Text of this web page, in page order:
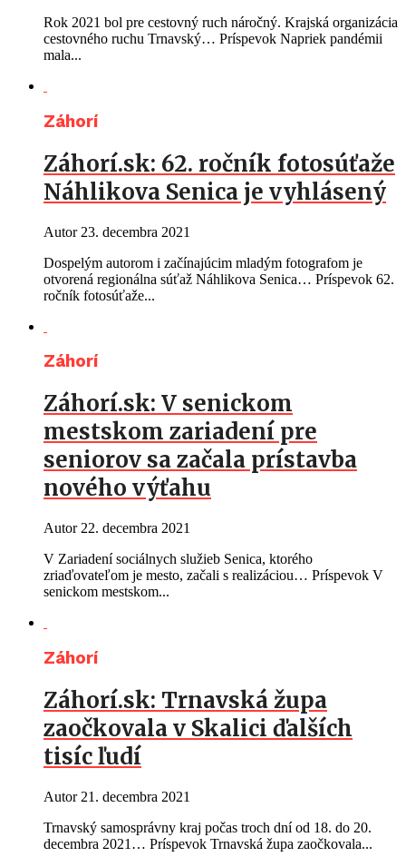
Rok 2021 bol pre cestovný ruch náročný. Krajská organizácia
cestovného ruchu Trnavský… Príspevok Napriek pandémii
mala...
Záhorí
Záhorí.sk: 62. ročník fotosúťaže
Náhlikova Senica je vyhlásený
Autor 23. decembra 2021
Dospelým autorom i začínajúcim mladým fotografom je
otvorená regionálna súťaž Náhlikova Senica… Príspevok 62.
ročník fotosúťaže...
Záhorí
Záhorí.sk: V senickom
mestskom zariadení pre
seniorov sa začala prístavba
nového výťahu
Autor 22. decembra 2021
V Zariadení sociálnych služieb Senica, ktorého
zriaďovateľom je mesto, začali s realizáciou… Príspevok V
senickom mestskom...
Záhorí
Záhorí.sk: Trnavská župa
zaočkovala v Skalici ďalších
tisíc ľudí
Autor 21. decembra 2021
Trnavský samosprávny kraj počas troch dní od 18. do 20.
decembra 2021… Príspevok Trnavská župa zaočkovala...